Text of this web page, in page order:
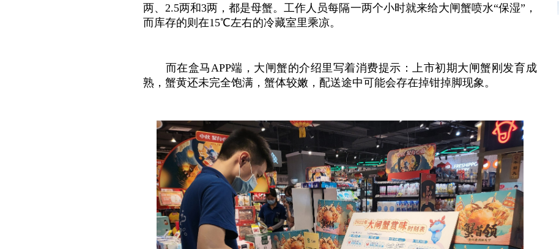
两、2.5两和3两，都是母蟹。工作人员每隔一两个小时就来给大闸蟹喷水“保湿”，
而库存的则在15℃左右的冷藏室里乘凉。
而在盒马APP端，大闸蟹的介绍里写着消费提示：上市初期大闸蟹刚发育成
熟，蟹黄还未完全饱满，蟹体较嫩，配送途中可能会存在掉钳掉脚现象。